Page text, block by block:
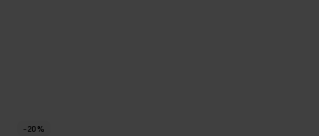
-20 %